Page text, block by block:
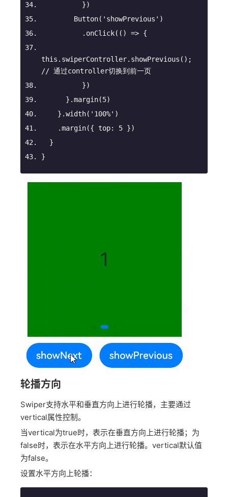
          })
        Button(
'showPrevious' )
          .onClick(
() => {
this
// 通过controller切换到前一页
          })
      }.margin(
5)
    }.width(
'100%' )
    .margin({
top: 5 })
  }
}
轮播方向
Swiper支持水平和垂直方向上进行轮播，主要通过
vertical属性控制。
当vertical为true时，表示在垂直方向上进行轮播；为
false时，表示在水平方向上进行轮播。vertical默认值
为false。
设置水平方向上轮播：